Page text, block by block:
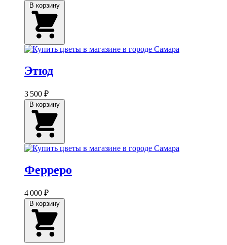
Этюд
3 500 ₽
Ферреро
4 000 ₽